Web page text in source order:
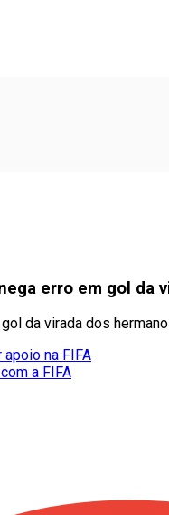
erro em gol da
da virada dos
na FIFA
a FIFA